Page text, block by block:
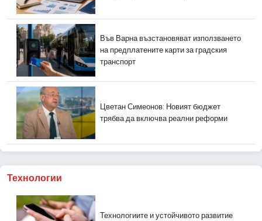
Във Варна възстановяват използването
на предплатените карти за градския
транспорт
Цветан Симеонов: Новият бюджет
трябва да включва реални реформи
Технологии
Технологиите и устойчивото развитие